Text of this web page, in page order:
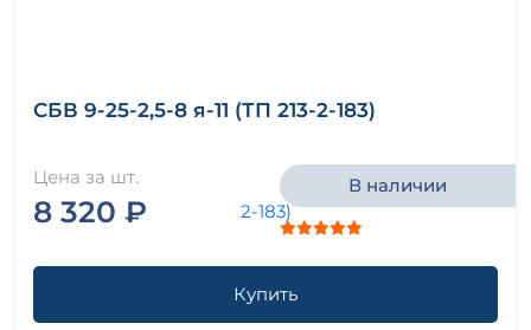
СБВ 9-25-2,5-8 я-11 (ТП 213-2-183)
Цена за шт.
8 320 ₽
В наличии
Купить